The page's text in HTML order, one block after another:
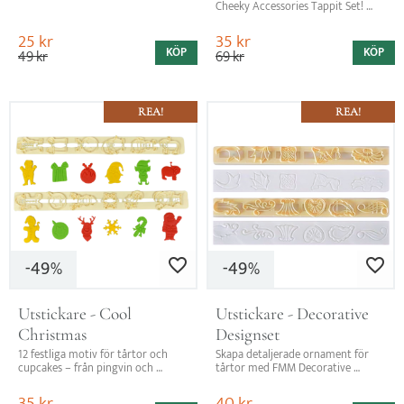
25kr
49kr KÖP
Cheeky Accessories Tappit Set!
och möhippor!
35kr
69kr KÖP
Lägg till i favoriter
49%
Utstickare - Cool
Christmas
12 festliga motiv för tårtor och
cupcakes – från pingvin och
pepparkaksgubbar. Perfekta för
REA!
Lägg till i
49%
Utstickare - Decorative
Designset
Skapa detaljerade ornament för
tårtor med FMM Decorative
mönster
REA!